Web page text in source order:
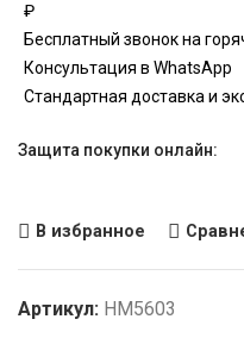
₽
Бесплатный звонок на
Консультация в WhatsApp
Стандартная доставка и
Защита покупки онлайн:
В избранное
Артикул: HM5603